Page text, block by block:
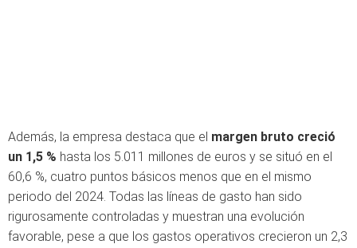
Además, la empresa destaca que el margen bruto creció
un 1,5 % hasta los 5.011 millones de euros y se situó en el
60,6 %, cuatro puntos básicos menos que en el mismo
periodo del 2024. Todas las líneas de gasto han sido
rigurosamente controladas y muestran una evolución
favorable, pese a que los gastos operativos crecieron un 2,3